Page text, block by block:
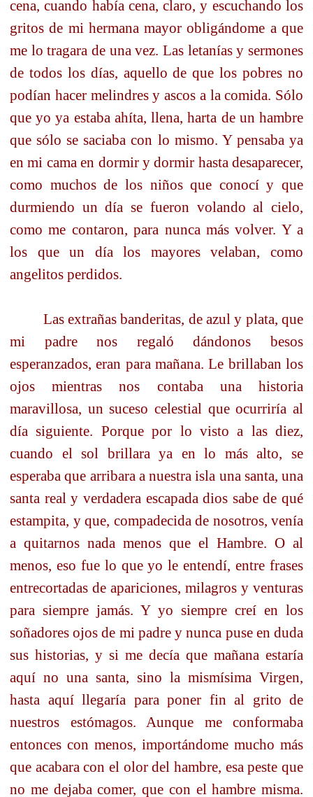
cena, cuando había cena, claro, y escuchando los
gritos de mi hermana mayor obligándome a que
me lo tragara de una vez. Las letanías y sermones
de todos los días, aquello de que los pobres no
podían hacer melindres y ascos a la comida. Sólo
que yo ya estaba ahíta, llena, harta de un hambre
que sólo se saciaba con lo mismo. Y pensaba ya
en mi cama en dormir y dormir hasta desaparecer,
como muchos de los niños que conocí y que
durmiendo un día se fueron volando al cielo,
como me contaron, para nunca más volver. Y a
los que un día los mayores velaban, como
angelitos perdidos.
Las extrañas banderitas, de azul y plata, que
mi padre nos regaló dándonos besos
esperanzados, eran para mañana. Le brillaban los
ojos mientras nos contaba una historia
maravillosa, un suceso celestial que ocurriría al
día siguiente. Porque por lo visto a las diez,
cuando el sol brillara ya en lo más alto, se
esperaba que arribara a nuestra isla una santa, una
santa real y verdadera escapada dios sabe de qué
estampita, y que, compadecida de nosotros, venía
a quitarnos nada menos que el Hambre. O al
menos, eso fue lo que yo le entendí, entre frases
entrecortadas de apariciones, milagros y venturas
para siempre jamás. Y yo siempre creí en los
soñadores ojos de mi padre y nunca puse en duda
sus historias, y si me decía que mañana estaría
aquí no una santa, sino la mismísima Virgen,
hasta aquí llegaría para poner fin al grito de
nuestros estómagos. Aunque me conformaba
entonces con menos, importándome mucho más
que acabara con el olor del hambre, esa peste que
no me dejaba comer, que con el hambre misma.